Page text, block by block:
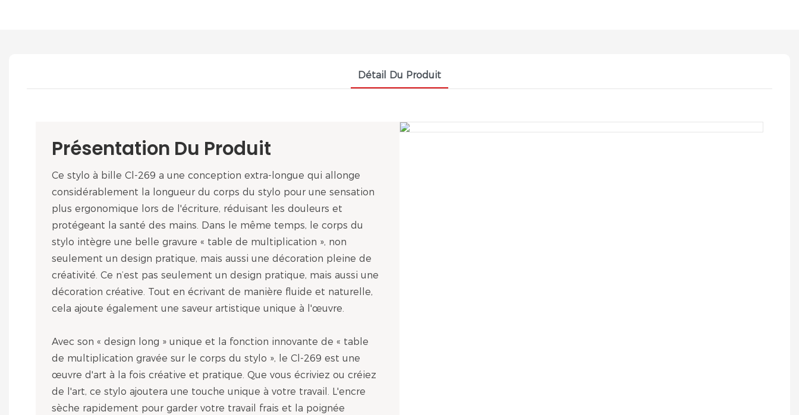
Détail Du Produit
Présentation Du Produit
Ce stylo à bille Cl-269 a une conception extra-longue qui allonge
considérablement la longueur du corps du stylo pour une sensation
plus ergonomique lors de l'écriture, réduisant les douleurs et
protégeant la santé des mains. Dans le même temps, le corps du
stylo intègre une belle gravure « table de multiplication », non
seulement un design pratique, mais aussi une décoration pleine de
créativité. Ce n’est pas seulement un design pratique, mais aussi une
décoration créative. Tout en écrivant de manière fluide et naturelle,
cela ajoute également une saveur artistique unique à l'œuvre.
Avec son « design long » unique et la fonction innovante de « table
de multiplication gravée sur le corps du stylo », le Cl-269 est une
œuvre d'art à la fois créative et pratique. Que vous écriviez ou créiez
de l'art, ce stylo ajoutera une touche unique à votre travail. L'encre
sèche rapidement pour garder votre travail frais et la poignée